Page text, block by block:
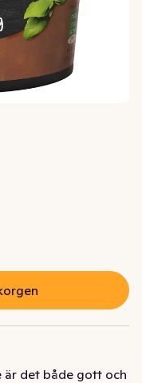
är det både gott och